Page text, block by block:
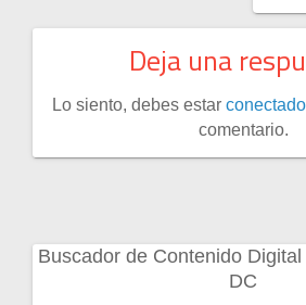
Deja una
Lo siento, debes estar conectado
comentario.
Buscador de Contenido
DC